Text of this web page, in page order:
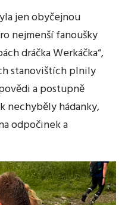
jen obyčejnou
nejmenší fanoušky
dráčka Werkáčka“,
stanovištích plnily
a postupně
nechyběly hádanky,
odpočinek a